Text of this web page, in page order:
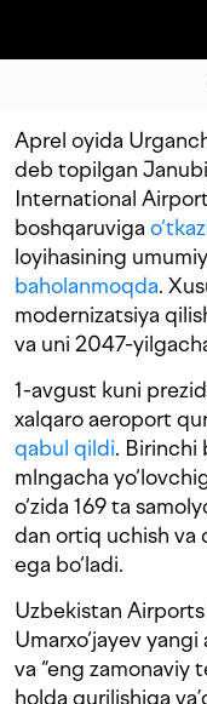
Aprel oyida
deb topilgan
International
boshqaruviga
loyihasining
baholanmoqda.
modernizatsiya
va uni 2047-
1-avgust kuni
xalqaro aeroport
qabul qildi. Birinchi
mlngacha
o‘zida 169 ta
dan ortiq uchish va
ega bo‘ladi.
Uzbekistan
Umarxo‘jayev
va “eng zamonaviy
holda qurilishiga